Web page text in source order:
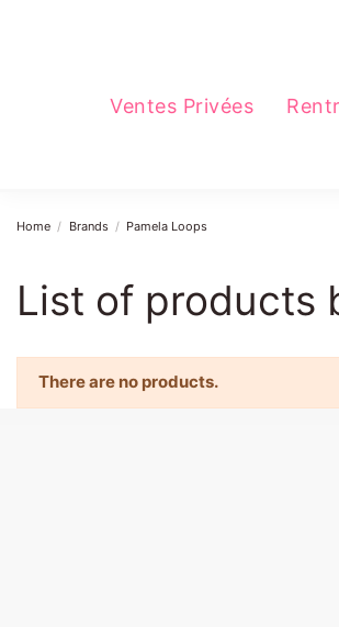
Ventes Privées
Home Brands Pamela Loops
List of products
There are no products.